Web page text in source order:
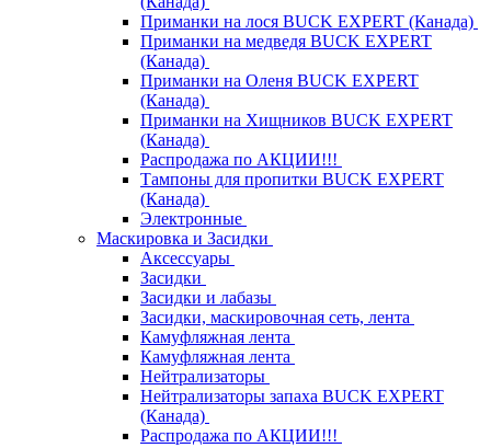
Приманки на лося BUCK EXPERT (Канада)
Приманки на медведя BUCK EXPERT
(Канада)
Приманки на Оленя BUCK EXPERT
(Канада)
Приманки на Хищников BUCK EXPERT
(Канада)
Распродажа по АКЦИИ!!!
Тампоны для пропитки BUCK EXPERT
(Канада)
Электронные
Маскировка и Засидки
Аксессуары
Засидки
Засидки и лабазы
Засидки, маскировочная сеть, лента
Камуфляжная лента
Камуфляжная лента
Нейтрализаторы
Нейтрализаторы запаха BUCK EXPERT
(Канада)
Распродажа по АКЦИИ!!!